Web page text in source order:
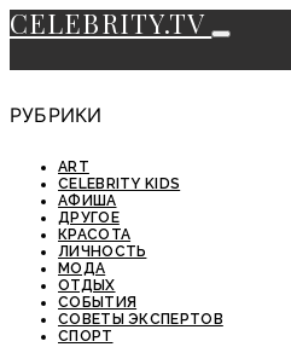
CELEBRITY.TV
РУБРИКИ
ART
CELEBRITY KIDS
АФИША
ДРУГОЕ
КРАСОТА
ЛИЧНОСТЬ
МОДА
ОТДЫХ
СОБЫТИЯ
СОВЕТЫ ЭКСПЕРТОВ
СПОРТ